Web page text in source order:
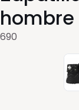
hombre
690